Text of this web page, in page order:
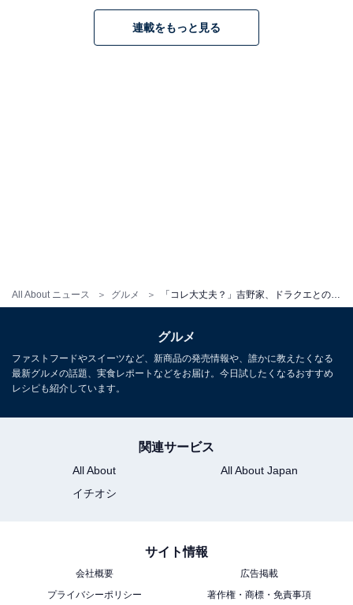
All About ニュース グルメ
1 2
連載をもっと見る
グルメ
ファストフードやスイーツなど、新商品の発売情報や、誰かに教えたくなる
最新グルメの話題、実食レポートなどをお届け。今日試したくなるおすすめ
レシピも紹介しています。
関連サービス
All About
All About Japan
イチオシ
サイト情報
会社概要
広告掲載
プライバシーポリシー
著作権・商標・免責事項